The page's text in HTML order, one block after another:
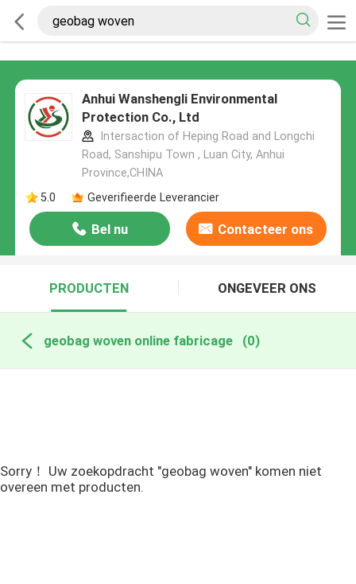
Anhui Wanshengli Environmental
Protection Co., Ltd
Intersaction of Heping Road and Longchi
Road, Sanshipu Town , Luan City, Anhui
Province,CHINA
5.0
Geverifieerde Leverancier
Bel nu Contacteer ons
PRODUCTEN ONGEVEER ONS
geobag woven online fabricage (0)
Sorry！ Uw zoekopdracht "geobag woven" komen niet
overeen met producten.